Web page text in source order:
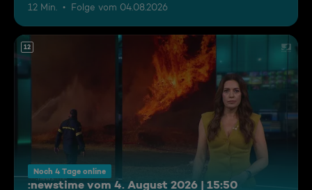
12 Min. Folge vom 04.08.2026
12
Noch 4 Tage online
:newstime vom 4. August 2026 | 15:50